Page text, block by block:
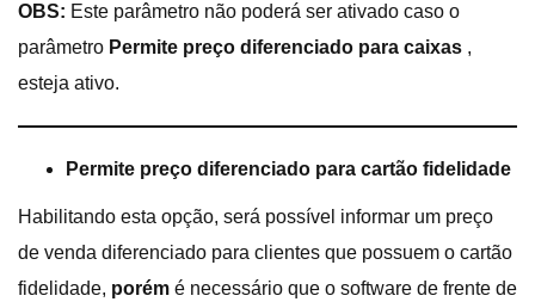
OBS: Este parâmetro não poderá ser ativado caso o
parâmetro Permite preço diferenciado para caixas ,
esteja ativo.
Permite preço diferenciado para cartão fidelidade
Habilitando esta opção, será possível informar um preço
de venda diferenciado para clientes que possuem o cartão
fidelidade, porém é necessário que o software de frente de